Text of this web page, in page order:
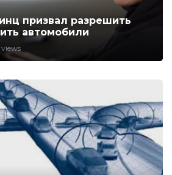
призвал разрешить
автомобили
views